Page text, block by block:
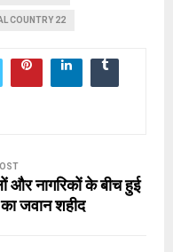
COUNTRY 22
और नागरिकों के बीच हुई
जवान शहीद